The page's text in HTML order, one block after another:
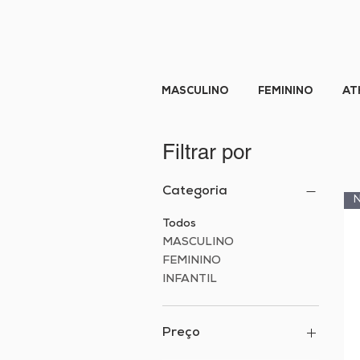
MASCULINO FEMININO
Filtrar por
Categoria
Todos
MASCULINO
FEMININO
INFANTIL
Preço